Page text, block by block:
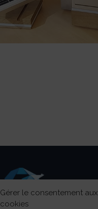
Gérer le consentement aux
cookies